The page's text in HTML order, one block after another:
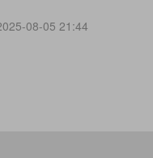
08-05 21:44